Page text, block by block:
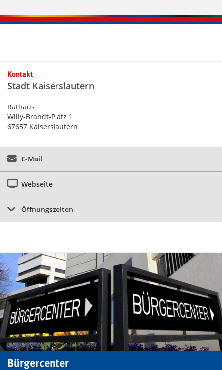
Kontaktinformationen und Weiterführendes
Kontakt
Stadt Kaiserslautern
Rathaus
Willy-Brandt-Platz 1
67657 Kaiserslautern
E-Mail
Webseite
Öffnungszeiten
Bürgercenter